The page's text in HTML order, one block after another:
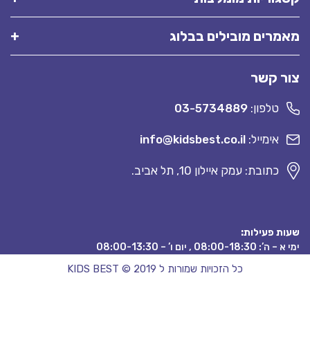
מובילים בבלוג
קשר
טלפון:03-5734889
אימייל:info@kidsbest.co.il
כתובת: עמק איילון 10, תל אביב.
פעילות:
, יום ו’ – 08:00-13:30
כל הזכויות שמורות ל KIDS BEST © 2019